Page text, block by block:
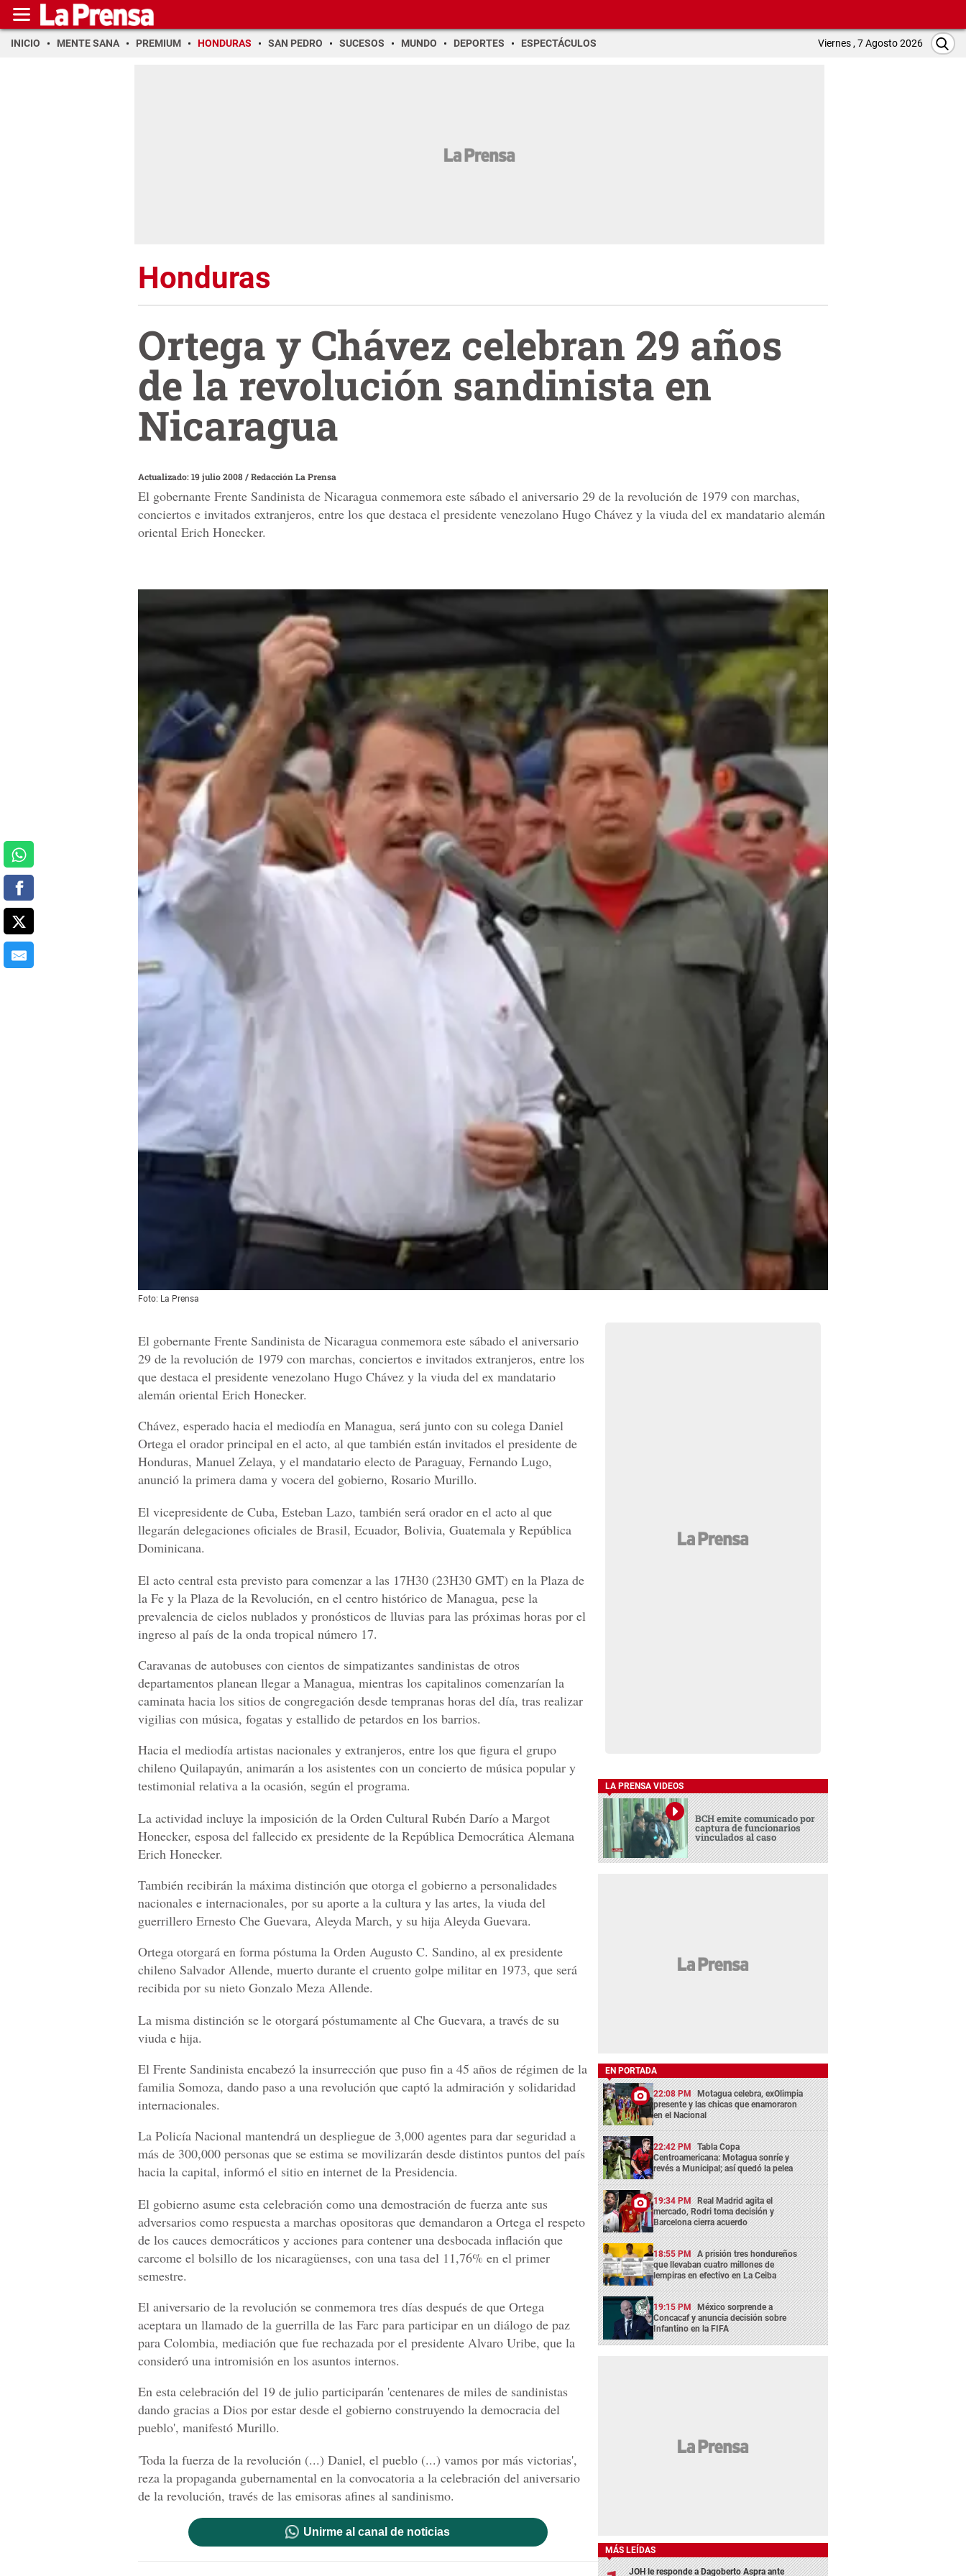
INICIO MENTE SANA PREMIUM HONDURAS SAN PEDRO SUCESOS MUNDO DEPORTES ESPECTÁCULOS Viernes , 7 Agosto 2026
Honduras
Ortega y Chávez celebran 29 años
de la revolución sandinista en
Nicaragua
Actualizado: 19 julio 2008/Redacción La Prensa
El gobernante Frente Sandinista de Nicaragua conmemora este sábado el aniversario 29 de la revolución de 1979 con marchas,
conciertos e invitados extranjeros, entre los que destaca el presidente venezolano Hugo Chávez y la viuda del ex mandatario alemán
oriental Erich Honecker.
Foto: La Prensa
El gobernante Frente Sandinista de Nicaragua conmemora este sábado el aniversario
29 de la revolución de 1979 con marchas, conciertos e invitados extranjeros, entre los
que destaca el presidente venezolano Hugo Chávez y la viuda del ex mandatario
alemán oriental Erich Honecker.
Chávez, esperado hacia el mediodía en Managua, será junto con su colega Daniel
Ortega el orador principal en el acto, al que también están invitados el presidente de
Honduras, Manuel Zelaya, y el mandatario electo de Paraguay, Fernando Lugo,
anunció la primera dama y vocera del gobierno, Rosario Murillo.
El vicepresidente de Cuba, Esteban Lazo, también será orador en el acto al que
llegarán delegaciones oficiales de Brasil, Ecuador, Bolivia, Guatemala y República
Dominicana.
El acto central esta previsto para comenzar a las 17H30 (23H30 GMT) en la Plaza de
la Fe y la Plaza de la Revolución, en el centro histórico de Managua, pese la
prevalencia de cielos nublados y pronósticos de lluvias para las próximas horas por el
ingreso al país de la onda tropical número 17.
Caravanas de autobuses con cientos de simpatizantes sandinistas de otros
departamentos planean llegar a Managua, mientras los capitalinos comenzarían la
caminata hacia los sitios de congregación desde tempranas horas del día, tras realizar
vigilias con música, fogatas y estallido de petardos en los barrios.
Hacia el mediodía artistas nacionales y extranjeros, entre los que figura el grupo
chileno Quilapayún, animarán a los asistentes con un concierto de música popular y
testimonial relativa a la ocasión, según el programa.
La actividad incluye la imposición de la Orden Cultural Rubén Darío a Margot
Honecker, esposa del fallecido ex presidente de la República Democrática Alemana
Erich Honecker.
También recibirán la máxima distinción que otorga el gobierno a personalidades
nacionales e internacionales, por su aporte a la cultura y las artes, la viuda del
guerrillero Ernesto Che Guevara, Aleyda March, y su hija Aleyda Guevara.
Ortega otorgará en forma póstuma la Orden Augusto C. Sandino, al ex presidente
chileno Salvador Allende, muerto durante el cruento golpe militar en 1973, que será
recibida por su nieto Gonzalo Meza Allende.
La misma distinción se le otorgará póstumamente al Che Guevara, a través de su
viuda e hija.
El Frente Sandinista encabezó la insurrección que puso fin a 45 años de régimen de la
familia Somoza, dando paso a una revolución que captó la admiración y solidaridad
internacionales.
La Policía Nacional mantendrá un despliegue de 3,000 agentes para dar seguridad a
más de 300,000 personas que se estima se movilizarán desde distintos puntos del país
hacia la capital, informó el sitio en internet de la Presidencia.
El gobierno asume esta celebración como una demostración de fuerza ante sus
adversarios como respuesta a marchas opositoras que demandaron a Ortega el respeto
de los cauces democráticos y acciones para contener una desbocada inflación que
carcome el bolsillo de los nicaragüenses, con una tasa del 11,76% en el primer
semestre.
El aniversario de la revolución se conmemora tres días después de que Ortega
aceptara un llamado de la guerrilla de las Farc para participar en un diálogo de paz
para Colombia, mediación que fue rechazada por el presidente Alvaro Uribe, que la
consideró una intromisión en los asuntos internos.
En esta celebración del 19 de julio participarán 'centenares de miles de sandinistas
dando gracias a Dios por estar desde el gobierno construyendo la democracia del
pueblo', manifestó Murillo.
'Toda la fuerza de la revolución (...) Daniel, el pueblo (...) vamos por más victorias',
reza la propaganda gubernamental en la convocatoria a la celebración del aniversario
de la revolución, través de las emisoras afines al sandinismo.
Unirme al canal de noticias
LA PRENSA VIDEOS
BCH emite comunicado por
captura de funcionarios
vinculados al caso
EN PORTADA
22:08 PM Motagua celebra, exOlimpia
presente y las chicas que enamoraron
en el Nacional
22:42 PM Tabla Copa
Centroamericana: Motagua sonríe y
revés a Municipal; así quedó la pelea
19:34 PM Real Madrid agita el
mercado, Rodri toma decisión y
Barcelona cierra acuerdo
18:55 PM A prisión tres hondureños
que llevaban cuatro millones de
lempiras en efectivo en La Ceiba
19:15 PM México sorprende a
Concacaf y anuncia decisión sobre
Infantino en la FIFA
MÁS LEÍDAS
JOH le responde a Dagoberto Aspra ante